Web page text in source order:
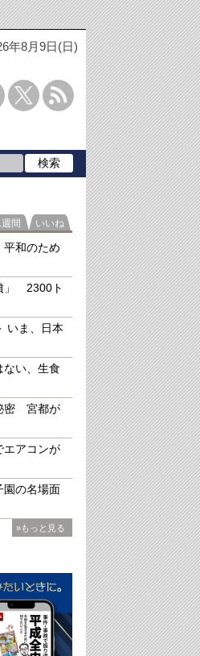
年8月9日(日)
週間 いいね
平和のため
」 2300ト
いま、日本
ない、生食
密 宮都が
エアコンが
園の名場面
»もっと見る